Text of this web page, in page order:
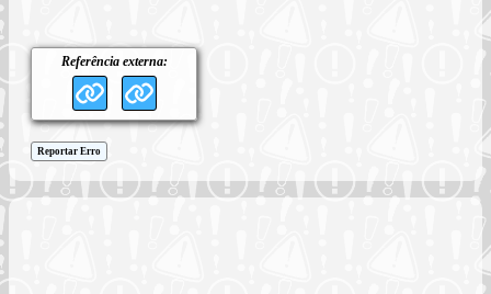
Referência externa:
Reportar Erro